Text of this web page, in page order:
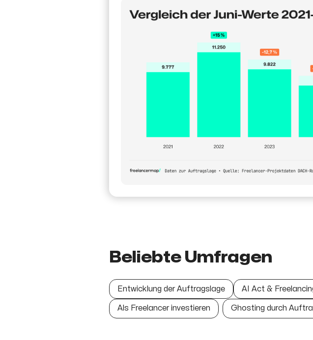
Beliebte Umfragen
Entwicklung der Auftragslage AI Act &
Als Freelancer investieren Ghosting durch